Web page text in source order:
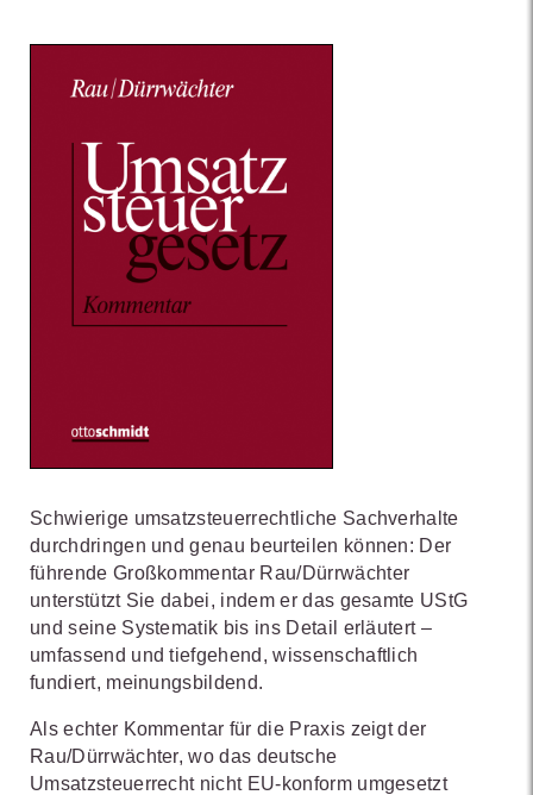
Schwierige umsatzsteuerrechtliche Sachverhalte
durchdringen und genau beurteilen können: Der
führende Großkommentar Rau/Dürrwächter
unterstützt Sie dabei, indem er das gesamte UStG
und seine Systematik bis ins Detail erläutert –
umfassend und tiefgehend, wissenschaftlich
fundiert, meinungsbildend.
Als echter Kommentar für die Praxis zeigt der
Rau/Dürrwächter, wo das deutsche
Umsatzsteuerrecht nicht EU-konform umgesetzt